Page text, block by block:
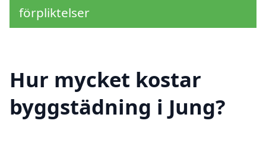
förpliktelser
Hur mycket kostar
byggstädning i Jung?